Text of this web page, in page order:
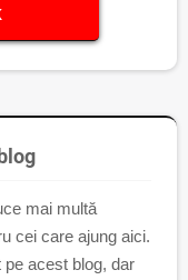
mai multă
cei care ajung aici.
pe acest blog, dar